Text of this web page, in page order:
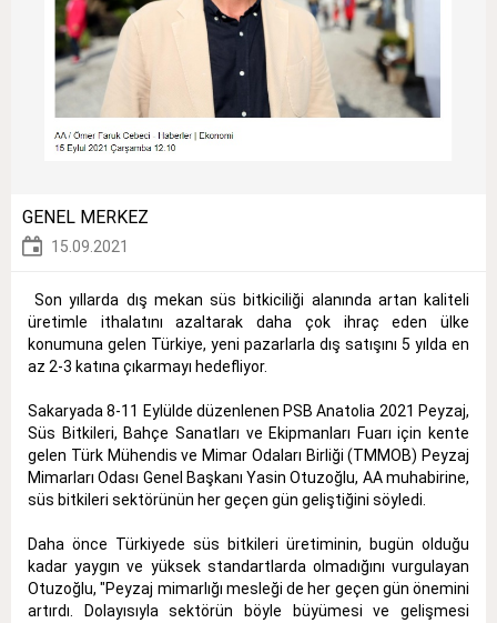
GENEL MERKEZ
15.09.2021
Son yıllarda dış mekan süs bitkiciliği alanında artan kaliteli
üretimle ithalatını azaltarak daha çok ihraç eden ülke
konumuna gelen Türkiye, yeni pazarlarla dış satışını 5 yılda en
az 2-3 katına çıkarmayı hedefliyor.
Sakaryada 8-11 Eylülde düzenlenen PSB Anatolia 2021 Peyzaj,
Süs Bitkileri, Bahçe Sanatları ve Ekipmanları Fuarı için kente
gelen Türk Mühendis ve Mimar Odaları Birliği (TMMOB) Peyzaj
Mimarları Odası Genel Başkanı Yasin Otuzoğlu, AA muhabirine,
süs bitkileri sektörünün her geçen gün geliştiğini söyledi.
Daha önce Türkiyede süs bitkileri üretiminin, bugün olduğu
kadar yaygın ve yüksek standartlarda olmadığını vurgulayan
Otuzoğlu, "Peyzaj mimarlığı mesleği de her geçen gün önemini
artırdı. Dolayısıyla sektörün böyle büyümesi ve gelişmesi